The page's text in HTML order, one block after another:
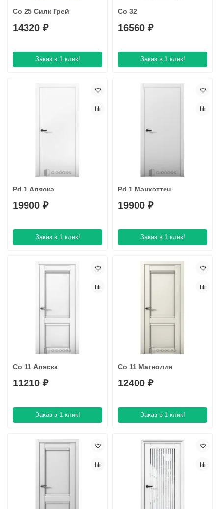
Co 25 Силк Грей
14320 ₽
Заказ в 1 клик!
Co 32
16560 ₽
Заказ в 1 клик!
Pd 1 Аляска
19900 ₽
Заказ в 1 клик!
Pd 1 Манхэттен
19900 ₽
Заказ в 1 клик!
Co 11 Аляска
11210 ₽
Заказ в 1 клик!
Co 11 Магнолия
12400 ₽
Заказ в 1 клик!